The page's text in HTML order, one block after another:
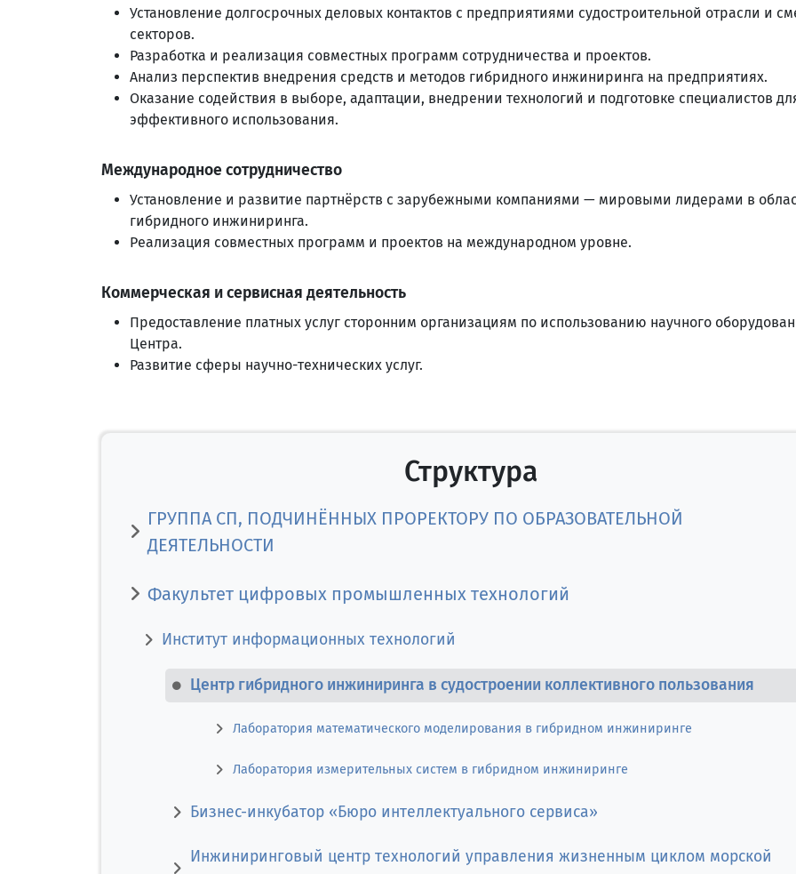
Установление долгосрочных деловых контактов с предприятиями судостроительной отрасли и
секторов.
Разработка и реализация совместных программ сотрудничества и проектов.
Анализ перспектив внедрения средств и методов гибридного инжиниринга на предприятиях.
Оказание содействия в выборе, адаптации, внедрении технологий и подготовке специалистов
эффективного использования.
Международное сотрудничество
Установление и развитие партнёрств с зарубежными компаниями — мировыми лидерами в
гибридного инжиниринга.
Реализация совместных программ и проектов на международном уровне.
Коммерческая и сервисная деятельность
Предоставление платных услуг сторонним организациям по использованию научного
Центра.
Развитие сферы научно-технических услуг.
Структура
ГРУППА СП, ПОДЧИНЁННЫХ ПРОРЕКТОРУ ПО ОБРАЗОВАТЕЛЬНОЙ
ДЕЯТЕЛЬНОСТИ
Факультет цифровых промышленных технологий
Институт информационных технологий
Центр гибридного инжиниринга в судостроении коллективного пользования
Лаборатория математического моделирования в гибридном инжиниринге
Лаборатория измерительных систем в гибридном инжиниринге
Бизнес-инкубатор «Бюро интеллектуального сервиса»
Инжиниринговый центр технологий управления жизненным циклом морской